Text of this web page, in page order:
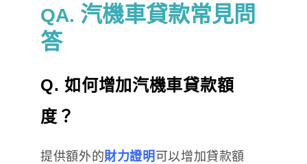
QA. 汽機車貸款常見問
答
Q.如何增加汽機車貸款額
度？
提供額外的財力證明 可以增加貸款額